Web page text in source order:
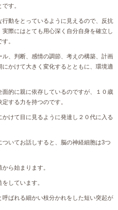
す。
動をとっているように見えるので、反抗
際にはとても用心深く自分自身を確立し
。
、判断、感情の調節、考えの構築、計画
かけて大きく変化するとともに、環境適
的に親に依存しているのですが、１０歳
する力を持つのです。
けて目に見るように発達し２０代に入る
いてお話しすると、脳の神経細胞は3つ
ら始まります。
しています。
ばれる細かい枝分かれをした短い突起が